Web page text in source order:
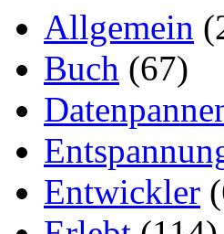
Allgemein
Buch (67)
Entwickler